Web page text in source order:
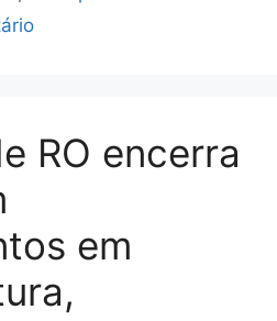
RO encerra
em